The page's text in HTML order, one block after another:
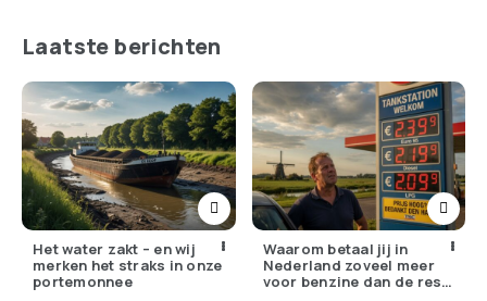
Laatste berichten
Het water zakt – en wij
merken het straks in onze
portemonnee
Waarom betaal jij in
Nederland zoveel meer
voor benzine dan de rest